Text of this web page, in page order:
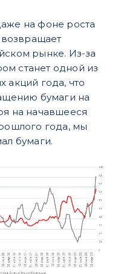
на фоне роста
рынке. Из-за
станет одной из
акций года, что
бумаги на
на начавшееся
года, мы
бумаги.